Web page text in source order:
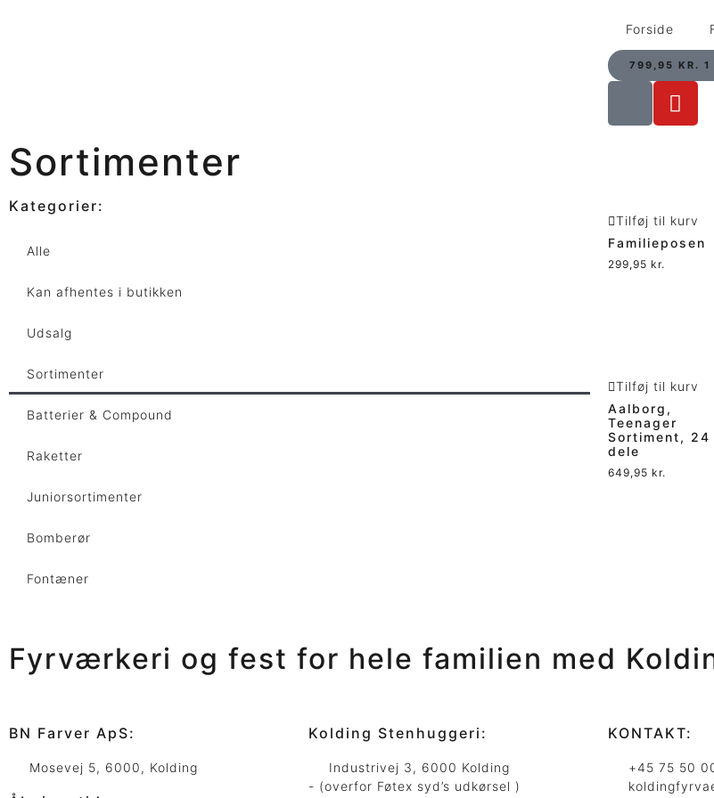
Forside
799,95 KR. 1
Sortimenter
Kategorier:
Alle
Kan afhentes i butikken
Udsalg
Sortimenter
Batterier & Compound
Raketter
Juniorsortimenter
Bomberør
Fontæner
Tilføj til kurv
Familieposen
299,95 kr.
Tilføj til kurv
Aalborg,
Teenager
Sortiment, 24
dele
649,95 kr.
Fyrværkeri og fest for hele familien med
BN Farver ApS:
Mosevej 5, 6000, Kolding
Kolding Stenhuggeri:
Industrivej 3, 6000 Kolding
- (overfor Føtex syd’s udkørsel )
KONTAKT:
+45 75 50